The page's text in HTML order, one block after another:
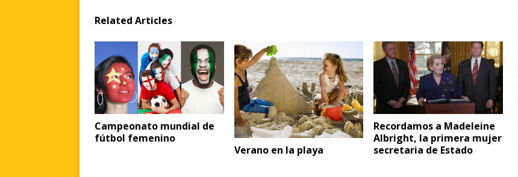
Related Articles
Campeonato mundial de
fútbol femenino
Verano en la playa
Recordamos a Madeleine
Albright, la primera mujer
secretaria de Estado